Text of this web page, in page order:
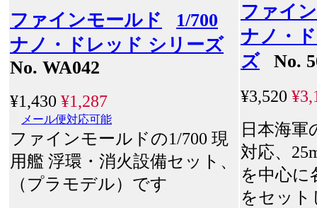
ファインモールド
1/700
ナノ・ドレッド シリーズ
No. WA042
¥1,430 ¥1,287
メール便対応可能
ファインモールドの1/700 現
用艦 浮環・消火設備セット、
（プラモデル）です
ファイ
ナノ・
ズNo.
¥3,520
日本海
対応、
を中心に
をセット